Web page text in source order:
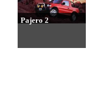
Pajero 2